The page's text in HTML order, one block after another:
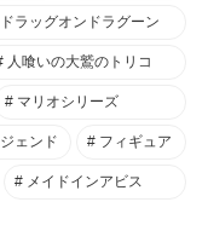
ドラッグオンドラグーン
人喰いの大鷲のトリコ
マリオシリーズ
ェンド フィギュア
メイドインアビス